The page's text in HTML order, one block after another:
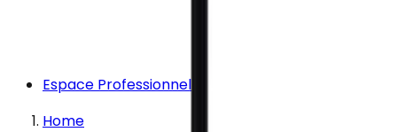
Espace Professionnel
Home